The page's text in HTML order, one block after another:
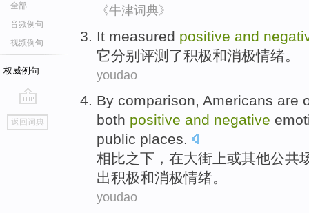
全部
音频例句
视频例句
权威例句
go
top
返回词典
《牛津词典》
It measured positive and
它分别 评测了积极和消极情绪。
youdao
By comparison, Americans are
both positive and negative
public places.
相比之下， 在大街 上或其他公共
出积极和消极情绪。
youdao